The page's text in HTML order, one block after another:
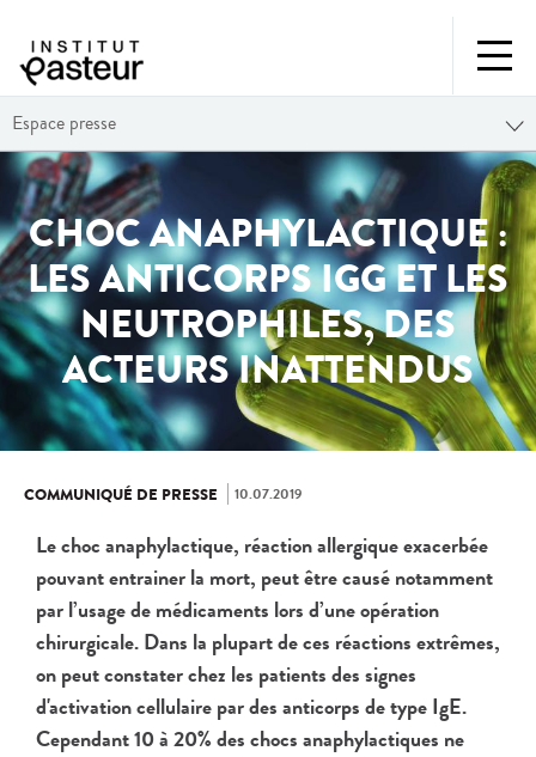
Espace presse
CHOC ANAPHYLACTIQUE :
LES ANTICORPS IGG ET LES
NEUTROPHILES, DES
ACTEURS INATTENDUS
COMMUNIQUÉ DE PRESSE 10.07.2019
Le choc anaphylactique, réaction allergique exacerbée
pouvant entrainer la mort, peut être causé notamment
par l’usage de médicaments lors d’une opération
chirurgicale. Dans la plupart de ces réactions extrêmes,
on peut constater chez les patients des signes
d'activation cellulaire par des anticorps de type IgE.
Cependant 10 à 20% des chocs anaphylactiques ne